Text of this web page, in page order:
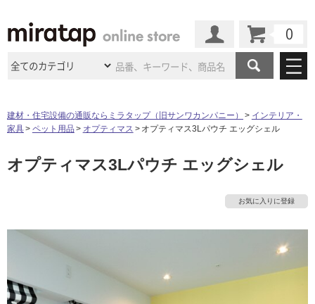
商品カテゴリ
キッチン 浴室（風呂・
トイレ
扉
エクステリア（外構）
フローリング・
施工事例
施工事例 法人案件納入事例
インタビュー
店舗・施設事例
ショールーム
ショールーム
ショールーム 京都 ショールーム
サポート
よくある質問 お問い合わせ
ミラタップと
ASOLIE
工事会社紹介Coziコンシ
建材・住宅設備の通販ならミラタップ（旧サンワカンパニー）
インテリア・
家具
ペット用品 オプティマス オプティマス3Lパウチ エッグシェル
オプティマス3Lパウチ エッグシェル
お気に入りに登録